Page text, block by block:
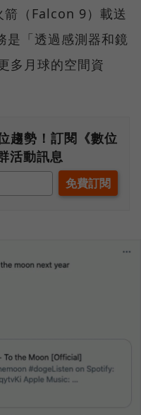
箭（Falcon 9）載送
是「透過感測器和鏡
多月球的空間資
趨勢！訂閱《數位
活動訊息